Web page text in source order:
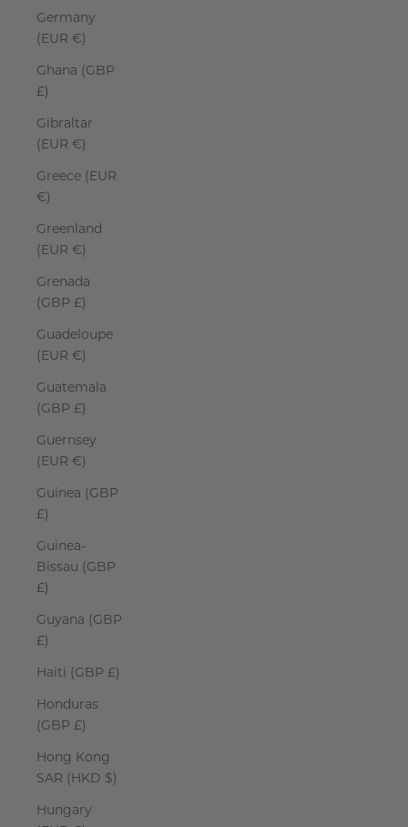
Germany
(EUR €)
Ghana (GBP
£)
Gibraltar
(EUR €)
Greece (EUR
€)
Greenland
(EUR €)
Grenada
(GBP £)
Guadeloupe
(EUR €)
Guatemala
(GBP £)
Guernsey
(EUR €)
Guinea (GBP
£)
Guinea-
Bissau (GBP
£)
Guyana (GBP
£)
Haiti (GBP £)
Honduras
(GBP £)
Hong Kong
SAR (HKD $)
Hungary